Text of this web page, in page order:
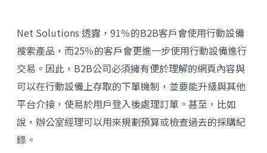
Net Solutions 透露，91％的B2B客戶會使用行動設備
搜索產品，而25％的客戶會更進一步使用行動設備進行
交易。因此，B2B公司必須擁有便於理解的網頁內容與
可以在行動設備上存取的下單機制，並要能升級與其他
平台介接，使易於用戶登入後處理訂單。甚至，比如
說，辦公室經理可以用來規劃預算或檢查過去的採購紀
錄。